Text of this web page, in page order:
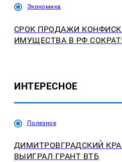
Экономика
СРОК ПРОДАЖИ
ИМУЩЕСТВА В РФ
ИНТЕРЕСНОЕ
Полезное
ДИМИТРОВГРАДСКИЙ
ВЫИГРАЛ ГРАНТ ВТБ